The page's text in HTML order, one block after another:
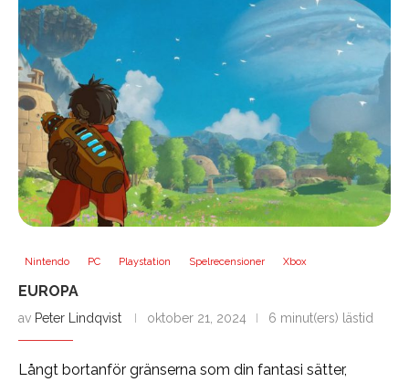
Nintendo PC Playstation Spelrecensioner Xbox
EUROPA
av Peter Lindqvist oktober 21, 2024 6 minut(ers) lästid
Långt bortanför gränserna som din fantasi sätter,